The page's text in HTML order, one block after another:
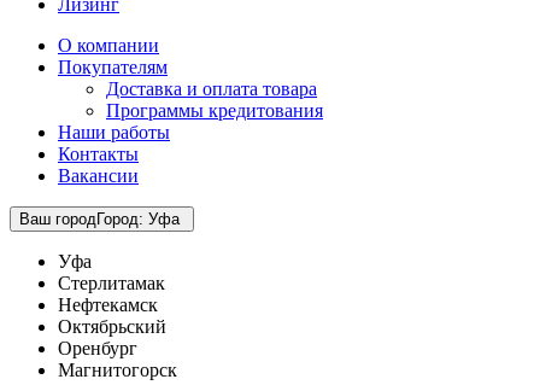
Лизинг
О компании
Покупателям
Доставка и оплата товара
Программы кредитования
Наши работы
Контакты
Вакансии
Ваш городГород: Уфа
Уфа
Стерлитамак
Нефтекамск
Октябрьский
Оренбург
Магнитогорск